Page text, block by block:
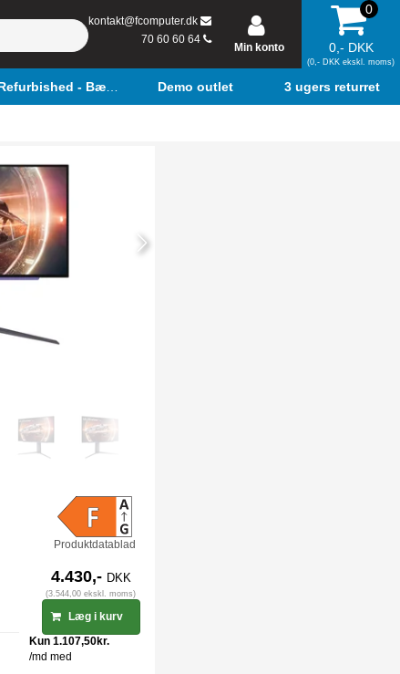
kontakt@fcomputer.dk
70 60 60 64
Min konto
0
0,- DKK
(0,- DKK ekskl. moms)
Refurbished - Bærbar Demo outlet 3 ugers returret
Produktdatablad
4.430,- DKK
(3.544,00 ekskl. moms)
Læg i kurv